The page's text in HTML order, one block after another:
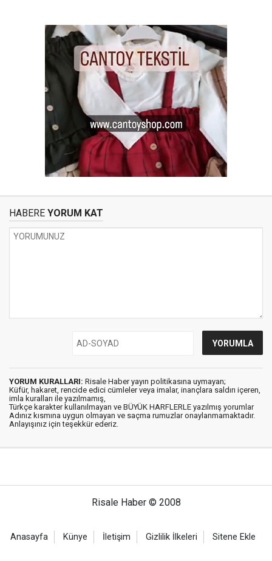
HABERE YORUM KAT
YORUM KURALLARI: Risale Haber yayın politikasına uymayan;
Küfür, hakaret, rencide edici cümleler veya imalar, inançlara saldırı içeren,
imla kuralları ile yazılmamış,
Türkçe karakter kullanılmayan ve BÜYÜK HARFLERLE yazılmış yorumlar
Adınız kısmına uygun olmayan ve saçma rumuzlar onaylanmamaktadır.
Anlayışınız için teşekkür ederiz.
Risale Haber © 2008
Anasayfa Künye İletişim Gizlilik İlkeleri Sitene Ekle